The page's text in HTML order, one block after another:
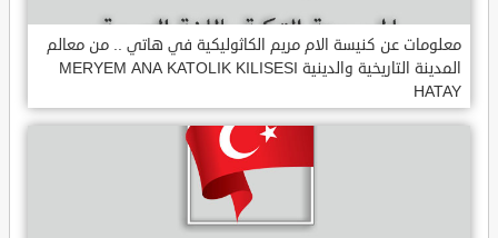
معلومات عن كنيسة الام مريم الكاثوليكية في هاتي .. من معالم
المدينة التاريخية والدينية MERYEM ANA KATOLIK KILISESI
HATAY